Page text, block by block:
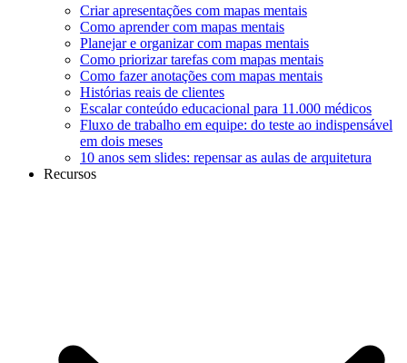
Criar apresentações com mapas mentais
Como aprender com mapas mentais
Planejar e organizar com mapas mentais
Como priorizar tarefas com mapas mentais
Como fazer anotações com mapas mentais
Histórias reais de clientes
Escalar conteúdo educacional para 11.000 médicos
Fluxo de trabalho em equipe: do teste ao indispensável
em dois meses
10 anos sem slides: repensar as aulas de arquitetura
Recursos